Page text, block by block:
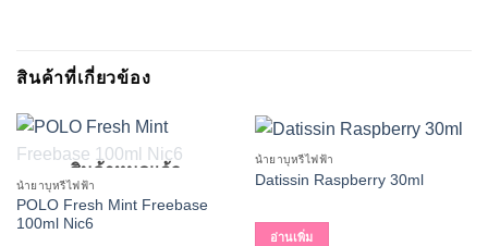
สินค้าที่เกี่ยวข้อง
สินค้าหมดแล้ว
น้ำยาบุหรี่ไฟฟ้า
POLO Fresh Mint Freebase
100ml Nic6
น้ำยาบุหรี่ไฟฟ้า
Datissin Raspberry 30ml
อ่านเพิ่ม